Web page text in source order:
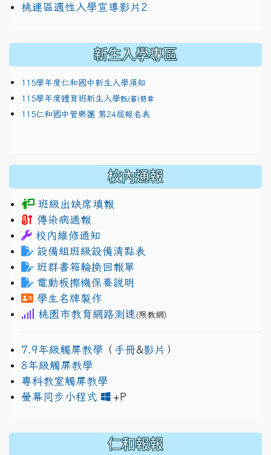
link to https://docs.google.com/presentation/d/
桃連區適性入學宣導影片2
新生入學專區
115學年度仁和國中新生入學須知
115學年度體育班新生入學甄(審)簡章
115仁和國中管樂團 第24屆報名表
校內通報
班級出缺席填報
傳染病通報
校內維修通知
設備組班級設備清點表
班群書箱輪換回報單
電動板擦機保養說明
學生名牌製作
桃園市教育網路測速 (限教網)
7.9年級觸屏教學 （ 手冊&影片 ）
8年級觸屏教學
專科教室觸屏教學
螢幕同步小程式
+P
仁和報報